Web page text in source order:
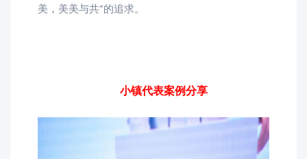
美，美美与共”的追求。
小镇代表案例分享